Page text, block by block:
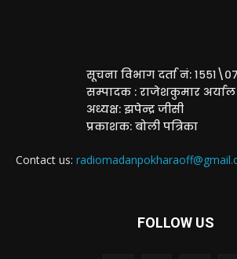
सूचना विभाग दर्ता नं:
सम्पादक : राजेशकुमार अर्याल
अध्यक्ष: झपेन्द्र जीसी
प्रकाशक: बोली पत्रिका
Contact us:
FOLLOW US